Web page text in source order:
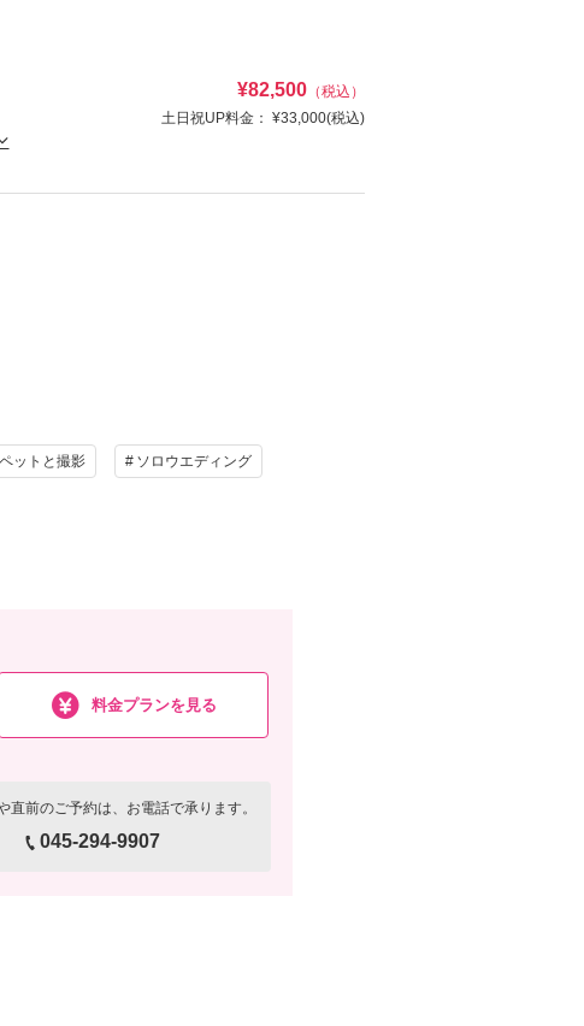
¥82,500 （税込）
土日祝UP料金： ¥33,000(税込)
に撮影しませんか♡
台紙付写真 衣装追加
着、シューズ、アクセサリー、ヘッドアクセ、ブーケ、
撮影日の空きを確認する
ペットと撮影 ソロウエディング
料金プランを見る
直前のご予約は、お電話で承ります。
045-294-9907